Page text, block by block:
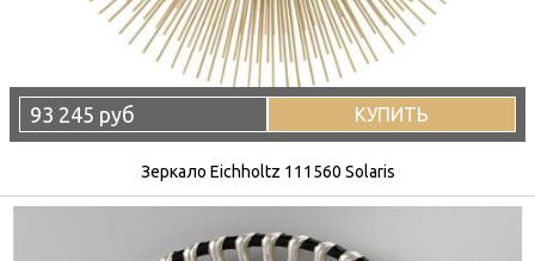
93 245 руб КУПИТЬ
Зеркало Eichholtz 111560 Solaris